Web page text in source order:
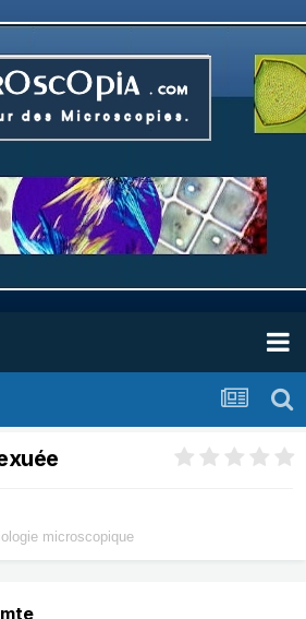
microscopique